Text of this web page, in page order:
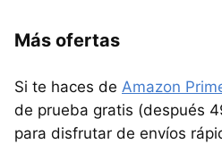
Más ofertas
Si te haces de Amazon
de prueba gratis (después
para disfrutar de envíos